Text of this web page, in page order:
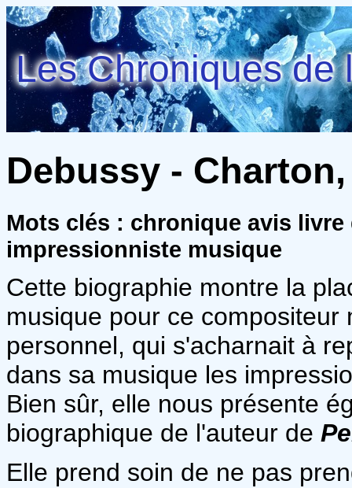
Les Chroniques de
Debussy -
Mots clés : chronique avis
impressionniste musique
Cette biographie montre la
musique pour ce
personnel, qui s'acharnait à
dans sa musique les
Bien sûr, elle nous présente
biographique de l'auteur de
Elle prend soin de ne pas